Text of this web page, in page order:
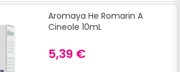
Aromaya He Romarin A
Cineole 10mL
5,39 €